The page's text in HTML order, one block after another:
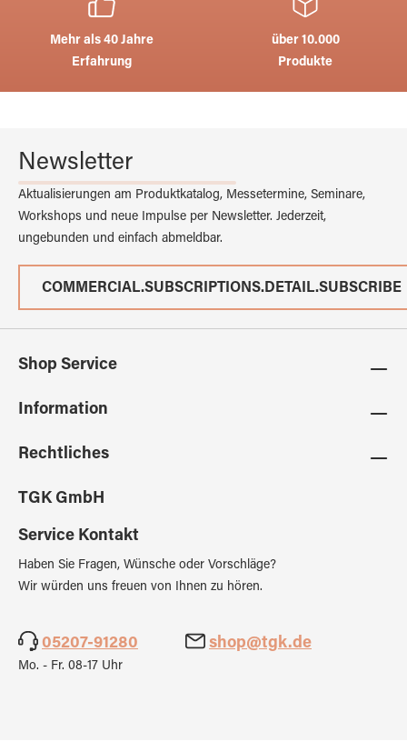
Mehr als 40 Jahre
Erfahrung
über 10.000
Produkte
Newsletter
Aktualisierungen am Produktkatalog, Messetermine, Seminare,
Workshops und neue Impulse per Newsletter. Jederzeit,
ungebunden und einfach abmeldbar.
COMMERCIAL.SUBSCRIPTIONS.DETAIL.SUBSCRIBE
Shop Service
Information
Rechtliches
TGK GmbH
Service Kontakt
Haben Sie Fragen, Wünsche oder Vorschläge?
Wir würden uns freuen von Ihnen zu hören.
05207-91280 shop@tgk.de
Mo. - Fr. 08-17 Uhr